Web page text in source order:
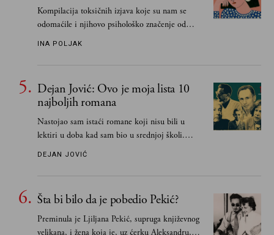
Kompilacija toksičnih izjava koje su nam se
odomaćile i njihovo psihološko značenje od
INA POLJAK
Dejan Jović: Ovo je moja lista 10
najboljih romana
Nastojao sam istaći romane koji nisu bili u
lektiri u doba kad sam bio u srednjoj školi.
Smatrao sam da su "klasici" već dovoljno
DEJAN JOVIĆ
Šta bi bilo da je pobedio Pekić?
Preminula je Ljiljana Pekić, supruga književnog
velikana, i žena koja je, uz ćerku Aleksandru,